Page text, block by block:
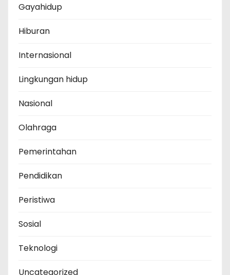
Gayahidup
Hiburan
Internasional
Lingkungan hidup
Nasional
Olahraga
Pemerintahan
Pendidikan
Peristiwa
Sosial
Teknologi
Uncategorized